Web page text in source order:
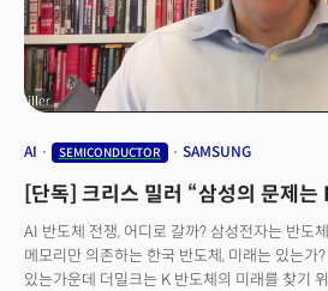
AI SEMICONDUCTOR SAMSUNG
[단독] 크리스 밀러 “삼성의 문제
AI 반도체 전쟁, 어디로 갈까? 삼성전자는 반도
메모리만 의존하는 한국 반도체, 미래는 있는가
있는가운데 더밀크는 K 반도체의 미래를 찾기